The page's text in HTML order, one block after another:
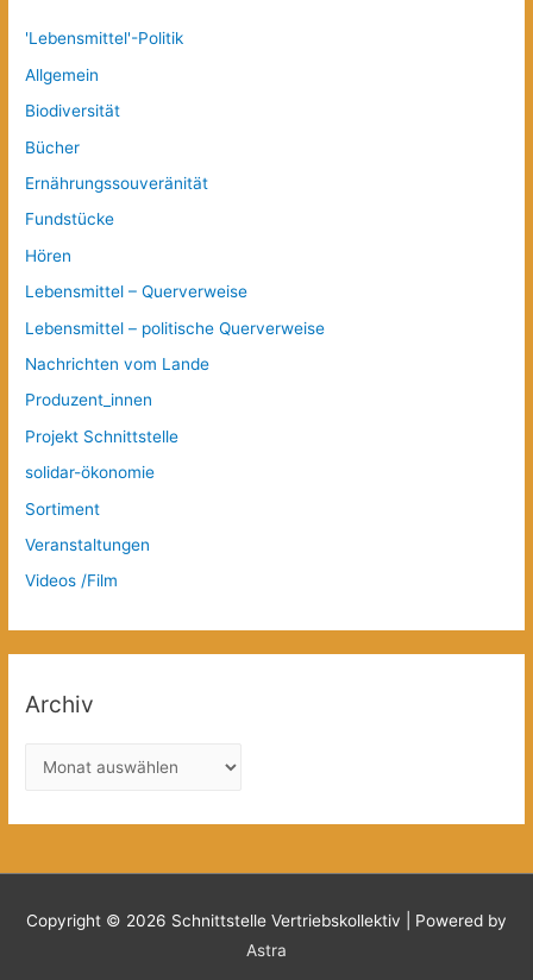
'Lebensmittel'-Politik
Allgemein
Biodiversität
Bücher
Ernährungssouveränität
Fundstücke
Hören
Lebensmittel – Querverweise
Lebensmittel – politische Querverweise
Nachrichten vom Lande
Produzent_innen
Projekt Schnittstelle
solidar-ökonomie
Sortiment
Veranstaltungen
Videos /Film
Archiv
c
v
Copyright © 2026 Schnittstelle Vertriebskollektiv | Powered by
Astra